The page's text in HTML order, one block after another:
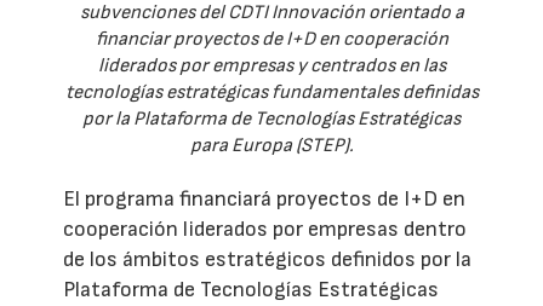
subvenciones del CDTI Innovación orientado a
financiar proyectos de I+D en cooperación
liderados por empresas y centrados en las
tecnologías estratégicas fundamentales definidas
por la Plataforma de Tecnologías Estratégicas
para Europa (STEP).
El programa financiará proyectos de I+D en
cooperación liderados por empresas dentro
de los ámbitos estratégicos definidos por la
Plataforma de Tecnologías Estratégicas